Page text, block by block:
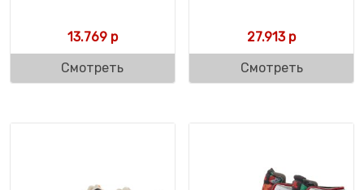
13.769р
Смотреть
27.913р
Смотреть